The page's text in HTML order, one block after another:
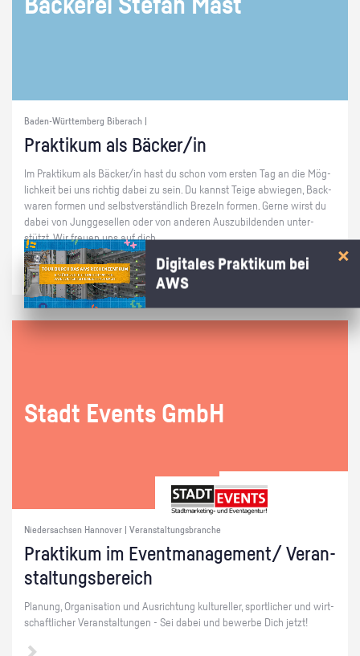
Bä­cke­rei Ste­fan Mast
Baden-Württemberg Biberach |
Prak­ti­kum als Bä­cker/in
Im Prak­ti­kum als Bä­cker/in hast du schon vom ers­ten Tag an die Mög­
lich­keit bei uns rich­tig dabei zu sein. Du kannst Teige ab­wie­gen, Back­
wa­ren for­men und selbst­ver­ständ­lich Bre­zeln for­men. Gerne wirst du
dabei von Jung­ge­sel­len oder von an­de­ren Aus­zu­bil­den­den un­ter­
stützt. Wir freu­en uns auf dich.
Stadt Events GmbH
Niedersachsen Hannover | Veranstaltungsbranche
Prak­ti­kum im Event­ma­nage­ment/ Ver­an­
stal­tungs­be­reich
Pla­nung, Or­ga­ni­sa­ti­on und Aus­rich­tung kul­tu­rel­ler, sport­li­cher und wirt­
schaft­li­cher Ver­an­stal­tun­gen - Sei dabei und be­wer­be Dich jetzt!
Digitales Praktikum bei
AWS